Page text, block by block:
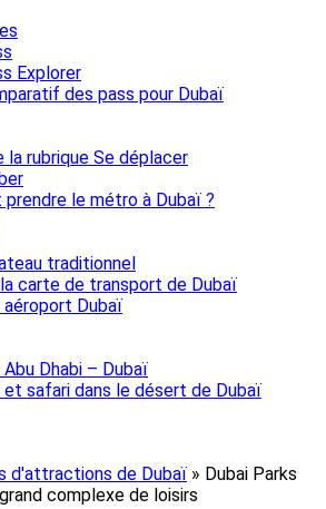
Explorer
des pass pour Dubaï
la rubrique Se déplacer
prendre le métro à Dubaï ?
traditionnel
la carte de transport de Dubaï
Dubaï
Abu Dhabi – Dubaï
et safari dans le désert de Dubaï
d'attractions de Dubaï » Dubai Parks
complexe de loisirs